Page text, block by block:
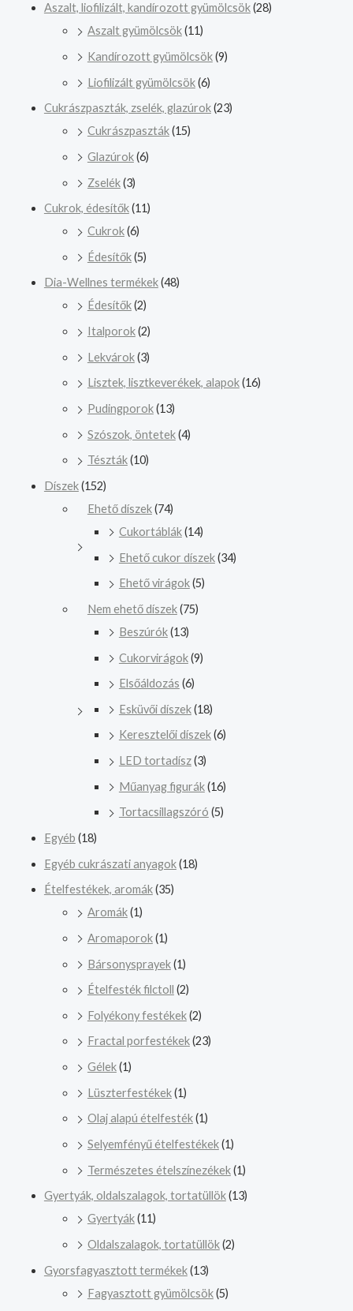
Aszalt, liofilizált, kandírozott gyümölcsök(28)
Aszalt gyümölcsök(11)
Kandírozott gyümölcsök(9)
Liofilizált gyümölcsök(6)
Cukrászpaszták, zselék, glazúrok(23)
Cukrászpaszták(15)
Glazúrok(6)
Zselék(3)
Cukrok, édesítők(11)
Cukrok(6)
Édesítők(5)
Dia-Wellnes termékek(48)
Édesítők(2)
Italporok(2)
Lekvárok(3)
Lisztek, lisztkeverékek, alapok(16)
Pudingporok(13)
Szószok, öntetek(4)
Tészták(10)
Díszek(152)
Ehető díszek(74)
Cukortáblák(14)
Ehető cukor díszek(34)
Ehető virágok(5)
Nem ehető díszek(75)
Beszúrók(13)
Cukorvirágok(9)
Elsőáldozás (6)
Esküvői díszek(18)
Keresztelői díszek(6)
LED tortadísz(3)
Műanyag figurák(16)
Tortacsillagszóró (5)
Egyéb (18)
Egyéb cukrászati anyagok(18)
Ételfestékek, aromák(35)
Aromák(1)
Aromaporok(1)
Bársonysprayek(1)
Ételfesték filctoll (2)
Folyékony festékek(2)
Fractal porfestékek(23)
Gélek(1)
Lüszterfestékek(1)
Olaj alapú ételfesték(1)
Selyemfényű ételfestékek(1)
Természetes ételszínezékek(1)
Gyertyák, oldalszalagok, tortatüllök(13)
Gyertyák(11)
Oldalszalagok, tortatüllök(2)
Gyorsfagyasztott termékek(13)
Fagyasztott gyümölcsök(5)